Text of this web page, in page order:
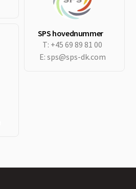
SPS hovednummer
T: +45 69 89 81 00
E: sps@sps-dk.com